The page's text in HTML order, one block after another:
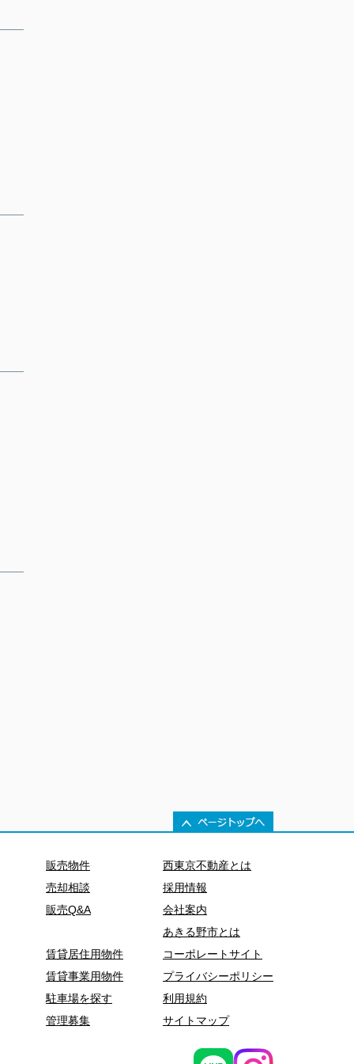
販売物件
売却相談
販売Q&A
賃貸居住用物件
賃貸事業用物件
駐車場を探す
管理募集
西東京不動産とは
採用情報
会社案内
あきる野市とは
コーポレートサイト
プライバシーポリシー
利用規約
サイトマップ